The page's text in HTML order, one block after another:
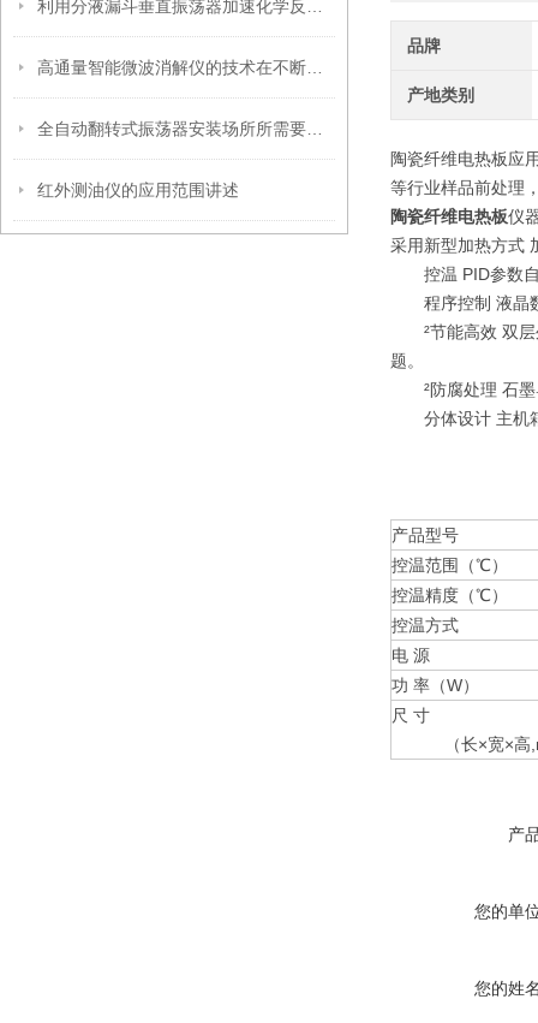
红外测油仪的应用范围讲述
品牌
产地类别
陶瓷纤维电热板应
等行业样品前处理
陶瓷纤维电热板仪
采用新型加热方式
控温 PID参数自
程序控制 液晶数
²节能高效 双层
题。
²防腐处理 石墨
分体设计 主机箱
产品型号
控温范围（℃）
控温精度（℃）
控温方式
电 源
功 率（W）
尺 寸
（长×宽×高
产
您的单
您的姓